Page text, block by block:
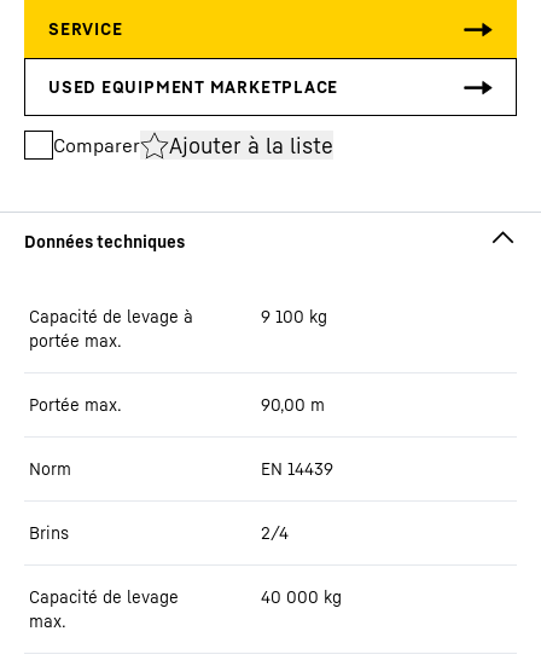
Comparer Ajouter à la liste
Capacité de levage à
portée max.
9 100 kg
Portée max. 90,00 m
Norm EN 14439
Brins 2/4
Capacité de levage
max.
40 000 kg